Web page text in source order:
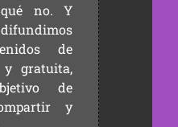
no. Y
de
gratuita,
de
y